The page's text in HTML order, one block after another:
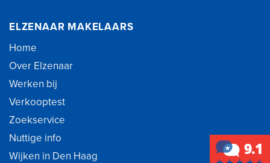
ELZENAAR MAKELAARS
Home
Over Elzenaar
Werken bij
Verkooptest
Zoekservice
Nuttige info
Wijken in Den Haag